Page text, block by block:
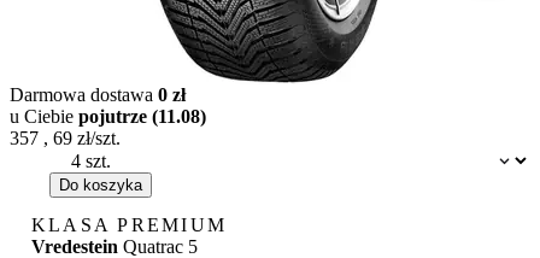
Dostępność:
Darmowa dostawa 0 zł
u Ciebie pojutrze (11.08)
357 , 69 zł/szt.
Do koszyka
KLASA PREMIUM
Vredestein Quatrac 5